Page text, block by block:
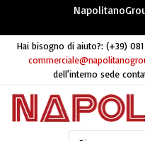
Hai bisogno di aiuto?: (+39)
dell'interno sede